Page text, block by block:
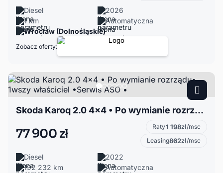
Diesel
2026
1 km
Automatyczna
Wrocław (Dolnośląskie)
Zobacz oferty:
Skoda Karoq 2.0 4×4 • Po wymianie rozrządu• 1wszy właściciel •Serwis ASO •
77 900 zł Raty1 198zł/msc
Leasing862zł/msc
Diesel
2022
192 232 km
Automatyczna